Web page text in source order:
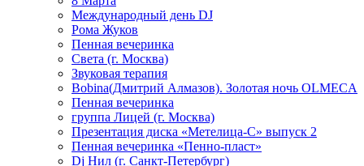
Международный день DJ
Рома Жуков
Пенная вечеринка
Света (г. Москва)
Звуковая терапия
Bobina(Дмитрий Алмазов). Золотая ночь OLMECA
Пенная вечеринка
группа Лицей (г. Москва)
Презентация диска «Метелица-С» выпуск 2
Пенная вечеринка «Пенно-пласт»
Dj Нил (г. Санкт-Петербург)